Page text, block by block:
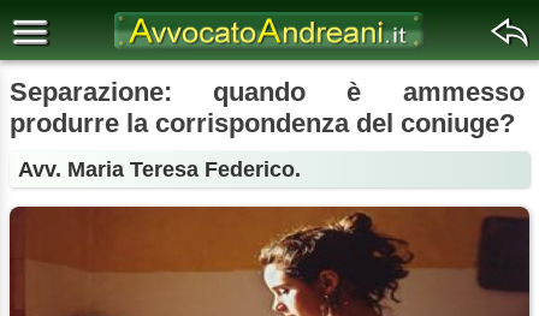
Separazione: quando è ammesso
produrre la corrispondenza del coniuge?
Avv. Maria Teresa Federico.